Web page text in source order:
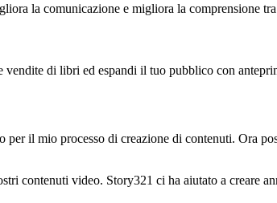
la comunicazione e migliora la comprensione
di libri ed espandi il tuo pubblico con
il mio processo di creazione di contenuti. Ora
contenuti video. Story321 ci ha aiutato a creare